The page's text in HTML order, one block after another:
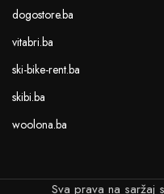
dogostore.ba
vitabri.ba
ski-bike-rent.ba
skibi.ba
woolona.ba
Sva prava na saržaj